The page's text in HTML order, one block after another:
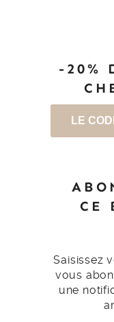
-20%
LE
CE
Saisissez
vous
une